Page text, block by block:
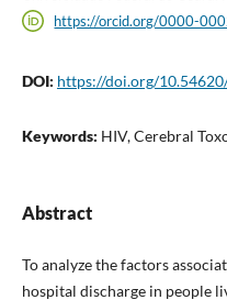
https://orcid.org/0000-
DOI: https://doi.org/
Keywords: HIV, Cerebral
Abstract
To analyze the factors
hospital discharge in people